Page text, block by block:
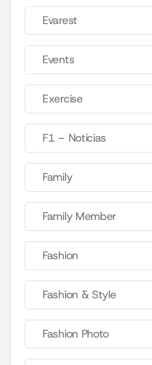
Evarest
Events
Exercise
F1 – Noticias
Family
Family Member
Fashion
Fashion & Style
Fashion Photo